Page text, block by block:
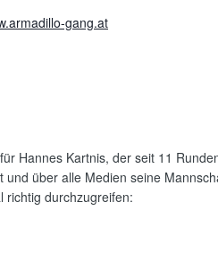
gang.at
Hannes Kartnis, der seit 11
und über alle Medien seine
richtig durchzugreifen: